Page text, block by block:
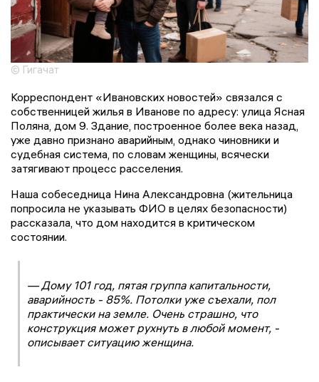
© Гигачат
Корреспондент «Ивановских новостей» связался с
собственницей жилья в Иванове по адресу: улица Ясная
Поляна, дом 9. Здание, построенное более века назад,
уже давно признано аварийным, однако чиновники и
судебная система, по словам женщины, всячески
затягивают процесс расселения.
Наша собеседница Нина Александровна (жительница
попросила не указывать ФИО в целях безопасности)
рассказала, что дом находится в критическом
состоянии.
— Дому 101 год, пятая группа капитальности,
аварийность - 85%. Потолки уже съехали, пол
практически на земле. Очень страшно, что
конструкция может рухнуть в любой момент, -
описывает ситуацию женщина.